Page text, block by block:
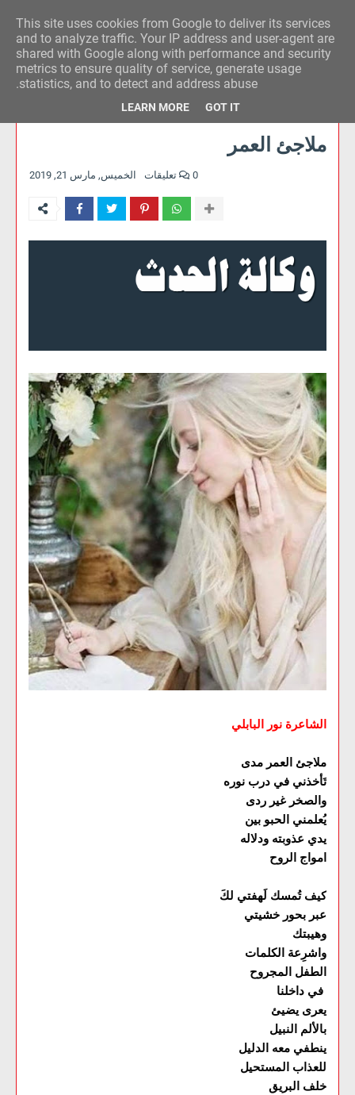
وكالة الحدث للآراء
ملاجئ العمر
الخميس, مارس 21, 2019 0 تعليقات
الشاعرة نور البابلي
ملاجئ العمر مدى
تَأخذني في درب نوره
والصخر غير ردى
يُعلمني الحبو بين
يدي عذوبته ودلاله
امواج الروح
كيف تُمسك لَهفتي لكَ
عبر بحور خشيتي
وهيبتك
واشرِعة الكلمات
الطفل المجروح
يعرى يضيئ
بالألم النبيل
ينطفي معه الدليل
للعذاب المستحيل
خلف البريق
This site uses cookies from Google to deliver its services
and to analyze traffic. Your IP address and user-agent are
shared with Google along with performance and security
metrics to ensure quality of service, generate usage
statistics, and to detect and address abuse.
LEARN MORE GOT IT